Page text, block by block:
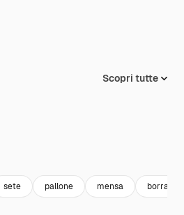
Scopri tutte
sete pallone mensa